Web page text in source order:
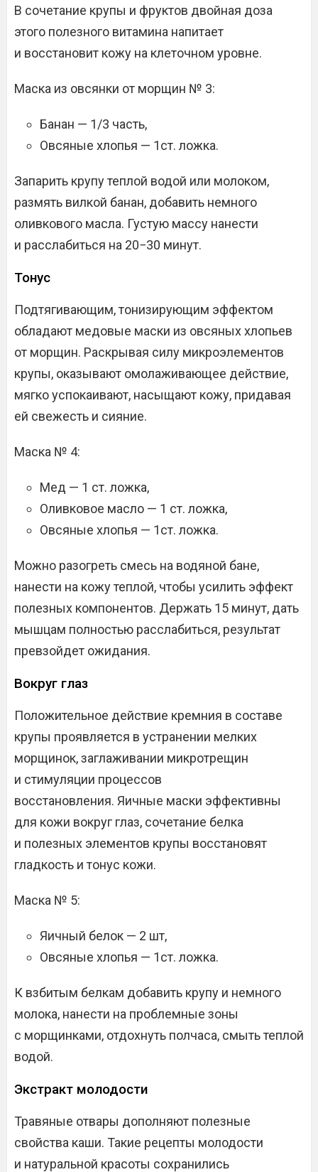
В сочетание крупы и фруктов двойная доза
этого полезного витамина напитает
и восстановит кожу на клеточном уровне.
Маска из овсянки от морщин № 3:
Банан — 1/3 часть,
Овсяные хлопья — 1ст. ложка.
Запарить крупу теплой водой или молоком,
размять вилкой банан, добавить немного
оливкового масла. Густую массу нанести
и расслабиться на 20−30 минут.
Тонус
Подтягивающим, тонизирующим эффектом
обладают медовые маски из овсяных хлопьев
от морщин. Раскрывая силу микроэлементов
крупы, оказывают омолаживающее действие,
мягко успокаивают, насыщают кожу, придавая
ей свежесть и сияние.
Маска № 4:
Мед — 1 ст. ложка,
Оливковое масло — 1 ст. ложка,
Овсяные хлопья — 1ст. ложка.
Можно разогреть смесь на водяной бане,
нанести на кожу теплой, чтобы усилить эффект
полезных компонентов. Держать 15 минут, дать
мышцам полностью расслабиться, результат
превзойдет ожидания.
Вокруг глаз
Положительное действие кремния в составе
крупы проявляется в устранении мелких
морщинок, заглаживании микротрещин
и стимуляции процессов
восстановления. Яичные маски эффективны
для кожи вокруг глаз, сочетание белка
и полезных элементов крупы восстановят
гладкость и тонус кожи.
Маска № 5:
Яичный белок — 2 шт,
Овсяные хлопья — 1ст. ложка.
К взбитым белкам добавить крупу и немного
молока, нанести на проблемные зоны
с морщинками, отдохнуть полчаса, смыть теплой
водой.
Экстракт молодости
Травяные отвары дополняют полезные
свойства каши. Такие рецепты молодости
и натуральной красоты сохранились